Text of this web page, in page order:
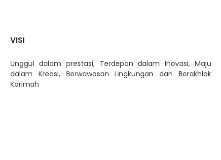
VISI
Unggul dalam prestasi, Terdepan dalam Inovasi, Maju
dalam Kreasi, Berwawasan Lingkungan dan Berakhlak
Karimah